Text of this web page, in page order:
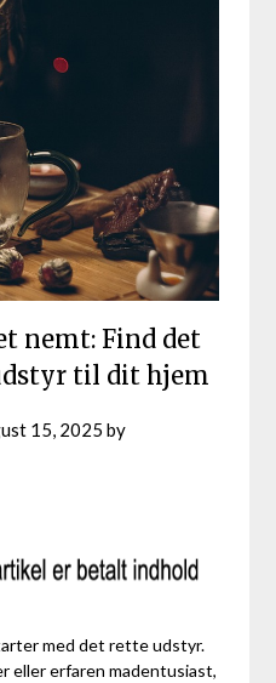
nemt: Find det
til dit hjem
15, 2025 by
med det rette udstyr.
eller erfaren madentusiast,